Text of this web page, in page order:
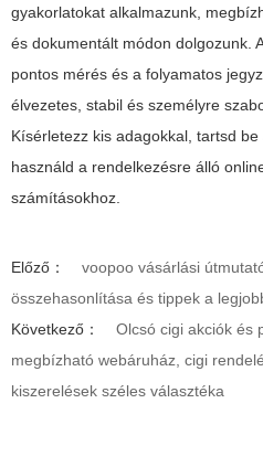
gyakorlatokat alkalmazunk,
és dokumentált módon dolgozunk.
pontos mérés és a folyamatos
élvezetes, stabil és személyre
Kísérletezz kis adagokkal, tartsd
használd a rendelkezésre álló
számításokhoz.
Előző：
voopoo vásárlási
összehasonlítása és tippek a
Következő：
Olcsó cigi akciók és
megbízható webáruház, cigi
kiszerelések széles választéka